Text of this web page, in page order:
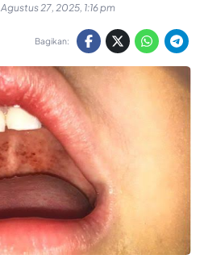
Agustus 27, 2025, 1:16 pm
Bagikan: